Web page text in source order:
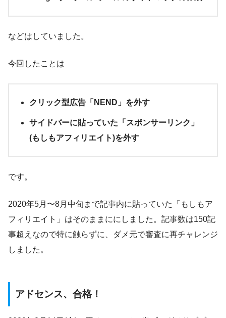
などはしていました。
今回したことは
クリック型広告「NEND」を外す
サイドバーに貼っていた「スポンサーリンク」
(もしもアフィリエイト)を外す
です。
2020年5月〜8月中旬まで記事内に貼っていた「もしもア
フィリエイト」はそのままににしました。記事数は150記
事超えなので特に触らずに、ダメ元で審査に再チャレンジ
しました。
アドセンス、合格！